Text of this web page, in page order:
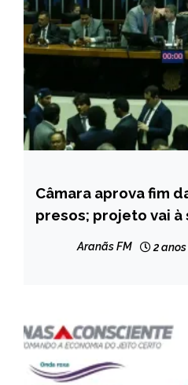
BRASIL
NOTÍCIAS
Câmara aprova fim
presos; projeto vai à
Aranãs FM 2